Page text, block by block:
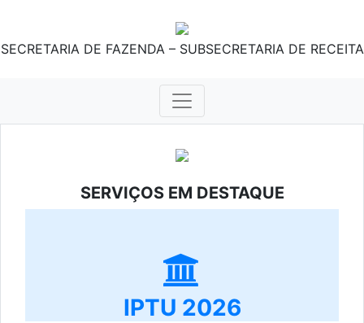
SECRETARIA DE FAZENDA – SUBSECRETARIA DE RECEITA
SERVIÇOS EM DESTAQUE
IPTU 2026